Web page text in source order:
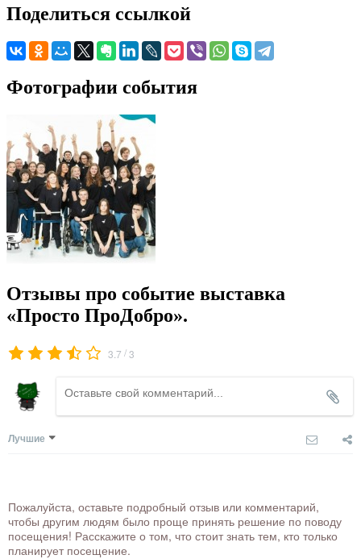
Поделиться ссылкой
Фотографии события
Отзывы про событие выставка
«Просто ПроДобро».
3.7 /3
Лучшие
Пожалуйста, оставьте подробный отзыв или комментарий,
чтобы другим людям было проще принять решение по поводу
посещения! Расскажите о том, что стоит знать тем, кто только
планирует посещение.